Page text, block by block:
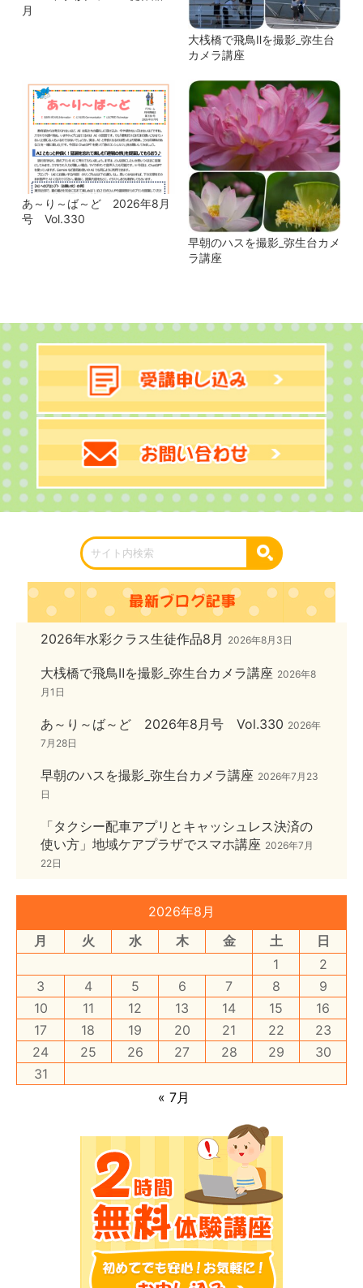
月
大桟橋で飛鳥Ⅱを撮影_弥生台
カメラ講座
あ～り～ば～ど 2026年8月
号 Vol.330
早朝のハスを撮影_弥生台カメ
ラ講座
2026年水彩クラス生徒作品8月 2026年8月3日
大桟橋で飛鳥Ⅱを撮影_弥生台カメラ講座 2026年8
月1日
あ～り～ば～ど 2026年8月号 Vol.330 2026年
7月28日
早朝のハスを撮影_弥生台カメラ講座 2026年7月23
日
「タクシー配車アプリとキャッシュレス決済の
使い方」地域ケアプラザでスマホ講座 2026年7月
22日
2026年8月
月
火 水 木 金 土
日
1
2
3
4 5 6 7 8
9
10
11 12 13 14 15
16
17
18 19 20 21 22
23
24
25 26 27 28 29
30
31
« 7月